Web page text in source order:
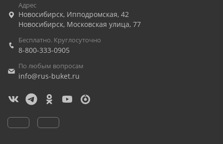
Адрес
Новосибирск, Ипподромская, 42
Новосибирск, Московская улица, 77
Бесплатно. Круглосуточно
8-800-333-0905
По любым вопросам
info@rus-buket.ru